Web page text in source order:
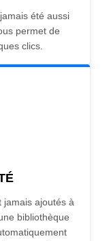
été aussi
permet de
clics.
jamais ajoutés à
bibliothèque